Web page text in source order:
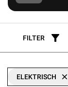
FILTER
ELEKTRISCH